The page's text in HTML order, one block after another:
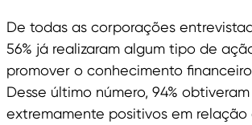
De todas as corporações
56% já realizaram algum tipo de
promover o conhecimento
Desse último número, 94%
extremamente positivos em relação